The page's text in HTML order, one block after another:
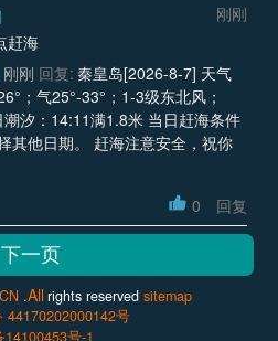
刚刚
赶海
刚刚 回复: 秦皇岛[2026-8-7] 天气
；气25°-33°；1-3级东北风；
汐：14:11满1.8米 当日赶海条件
其他日期。 赶海注意安全，祝你
0 回复
.Allrights reservedsitemap
44170202000142号
14100453号-1